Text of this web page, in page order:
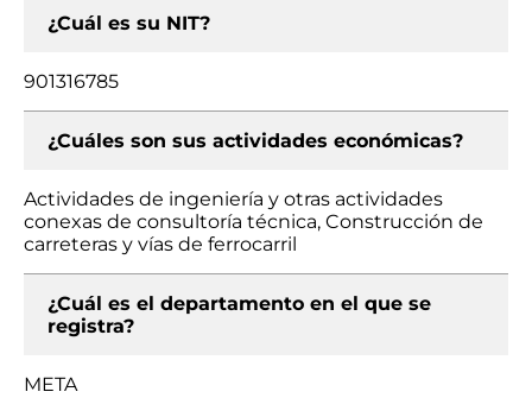
¿Cuál es su NIT?
901316785
¿Cuáles son sus actividades económicas?
Actividades de ingeniería y otras actividades
conexas de consultoría técnica, Construcción de
carreteras y vías de ferrocarril
¿Cuál es el departamento en el que se
registra?
META